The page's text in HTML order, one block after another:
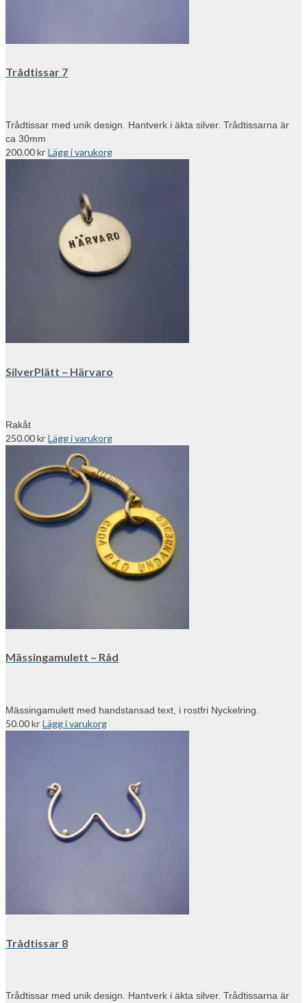
Trådtissar 7
Trådtissar med unik design. Hantverk i äkta silver. Trådtissarna är
ca 30mm
200.00kr Lägg i varukorg
SilverPlätt – Härvaro
Rakåt
250.00kr Lägg i varukorg
Mässingamulett – Råd
Mässingamulett med handstansad text, i rostfri Nyckelring.
50.00kr Lägg i varukorg
Trådtissar 8
Trådtissar med unik design. Hantverk i äkta silver. Trådtissarna är